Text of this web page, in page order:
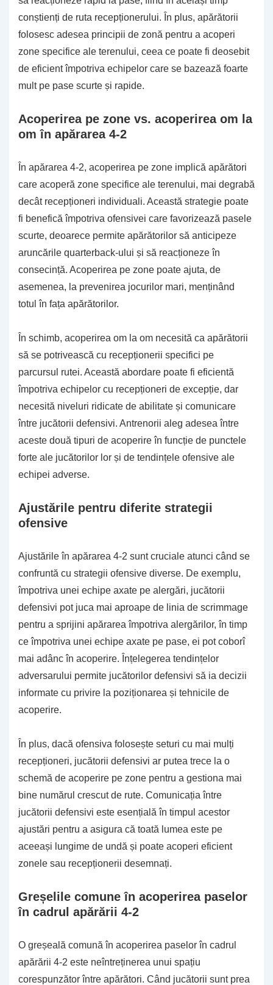
conștienți de ruta recepționerului. În plus, apărătorii
folosesc adesea principii de zonă pentru a acoperi
zone specifice ale terenului, ceea ce poate fi deosebit
de eficient împotriva echipelor care se bazează foarte
mult pe pase scurte și rapide.
Acoperirea pe zone vs. acoperirea om la
om în apărarea 4-2
În apărarea 4-2, acoperirea pe zone implică apărători
care acoperă zone specifice ale terenului, mai degrabă
decât recepționeri individuali. Această strategie poate
fi benefică împotriva ofensivei care favorizează pasele
scurte, deoarece permite apărătorilor să anticipeze
aruncările quarterback-ului și să reacționeze în
consecință. Acoperirea pe zone poate ajuta, de
asemenea, la prevenirea jocurilor mari, menținând
totul în fața apărătorilor.
În schimb, acoperirea om la om necesită ca apărătorii
să se potrivească cu recepționerii specifici pe
parcursul rutei. Această abordare poate fi eficientă
împotriva echipelor cu recepționeri de excepție, dar
necesită niveluri ridicate de abilitate și comunicare
între jucătorii defensivi. Antrenorii aleg adesea între
aceste două tipuri de acoperire în funcție de punctele
forte ale jucătorilor lor și de tendințele ofensive ale
echipei adverse.
Ajustările pentru diferite strategii
ofensive
Ajustările în apărarea 4-2 sunt cruciale atunci când se
confruntă cu strategii ofensive diverse. De exemplu,
împotriva unei echipe axate pe alergări, jucătorii
defensivi pot juca mai aproape de linia de scrimmage
pentru a sprijini apărarea împotriva alergărilor, în timp
ce împotriva unei echipe axate pe pase, ei pot coborî
mai adânc în acoperire. Înțelegerea tendințelor
adversarului permite jucătorilor defensivi să ia decizii
informate cu privire la poziționarea și tehnicile de
acoperire.
În plus, dacă ofensiva folosește seturi cu mai mulți
recepționeri, jucătorii defensivi ar putea trece la o
schemă de acoperire pe zone pentru a gestiona mai
bine numărul crescut de rute. Comunicația între
jucătorii defensivi este esențială în timpul acestor
ajustări pentru a asigura că toată lumea este pe
aceeași lungime de undă și poate acoperi eficient
zonele sau recepționerii desemnați.
Greșelile comune în acoperirea paselor
în cadrul apărării 4-2
O greșeală comună în acoperirea paselor în cadrul
apărării 4-2 este neîntreținerea unui spațiu
corespunzător între apărători. Când jucătorii sunt prea